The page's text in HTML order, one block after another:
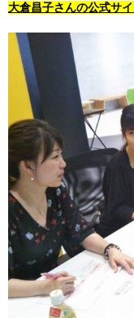
大倉昌子さんの公式サ